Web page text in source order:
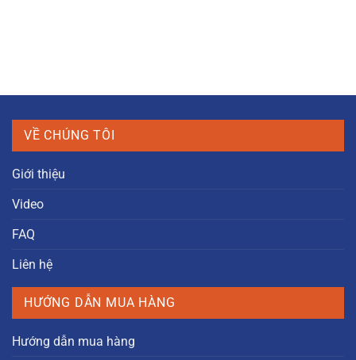
VỀ CHÚNG TÔI
Giới thiệu
Video
FAQ
Liên hệ
HƯỚNG DẪN MUA HÀNG
Hướng dẫn mua hàng